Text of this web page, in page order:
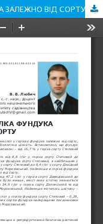
ЗАЛЕЖНО ВІД СОРТУ